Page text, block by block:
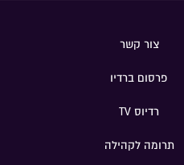
צור קשר
פרסום ברדיו
רדיוס TV
תרומה לקהילה